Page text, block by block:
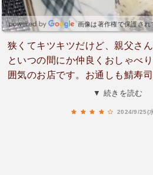
画像は著作権で保護され
狭くてキツキツだけど、親父さ
といつの間にか仲良くおしゃべ
囲気のお店です。お通しも鯖寿
精込めた手料理で温かみを感じ
▼ 続きを読む
2024/9/25(